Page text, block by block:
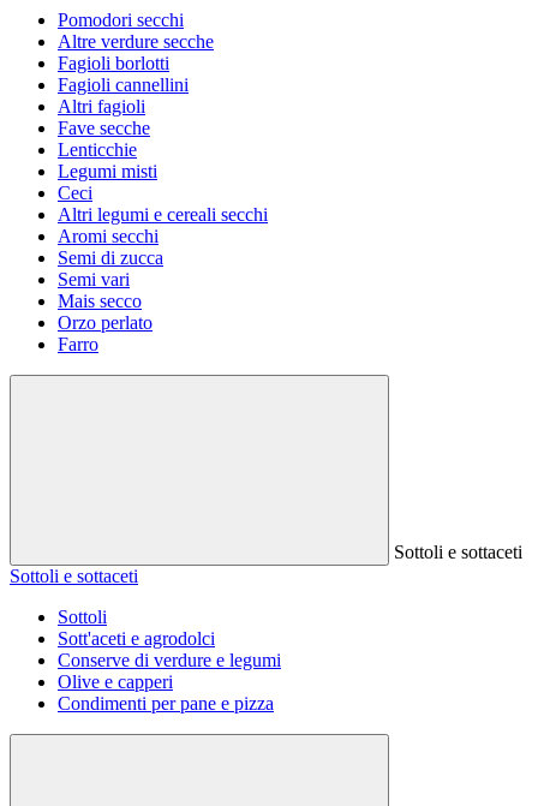
Pomodori secchi
Altre verdure secche
Fagioli borlotti
Fagioli cannellini
Altri fagioli
Fave secche
Lenticchie
Legumi misti
Ceci
Altri legumi e cereali secchi
Aromi secchi
Semi di zucca
Semi vari
Mais secco
Orzo perlato
Farro
Sottoli e sottaceti
Sottoli e sottaceti
Sottoli
Sott'aceti e agrodolci
Conserve di verdure e legumi
Olive e capperi
Condimenti per pane e pizza